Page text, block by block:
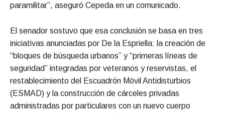
paramilitar”, aseguró Cepeda en un comunicado.
El senador sostuvo que esa conclusión se basa en tres
iniciativas anunciadas por De la Espriella: la creación de
“bloques de búsqueda urbanos” y “primeras líneas de
seguridad” integradas por veteranos y reservistas, el
restablecimiento del Escuadrón Móvil Antidisturbios
(ESMAD) y la construcción de cárceles privadas
administradas por particulares con un nuevo cuerpo